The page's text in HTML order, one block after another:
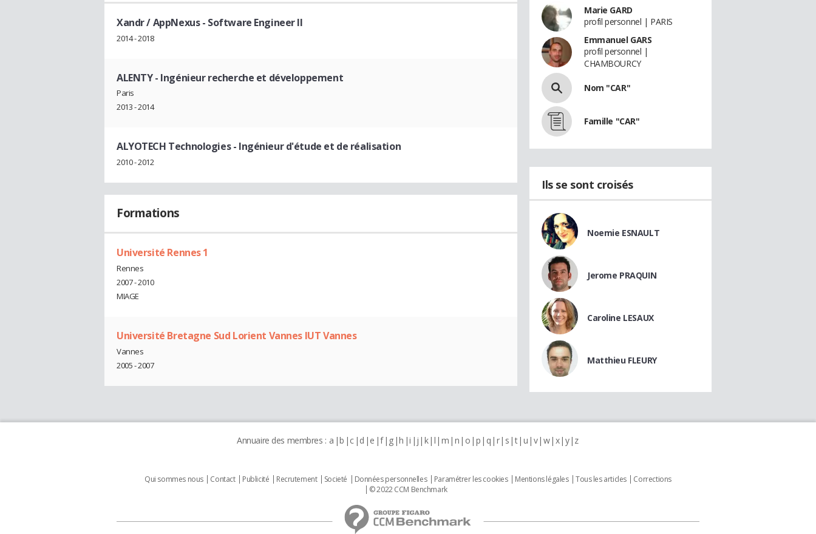
Xandr / AppNexus- Software Engineer II
2014 - 2018
ALENTY- Ingénieur recherche et développement
Paris
2013 - 2014
ALYOTECH Technologies- Ingénieur d'étude et de réalisation
2010 - 2012
Formations
Université Rennes 1
Rennes
2007 - 2010
MIAGE
Université Bretagne Sud Lorient Vannes IUT Vannes
Vannes
2005 - 2007
Marie GARD
profil personnel | PARIS
Emmanuel GARS
profil personnel |
CHAMBOURCY
Nom "CAR"
Famille "CAR"
Ils se sont croisés
Noemie ESNAULT
Jerome PRAQUIN
Caroline LESAUX
Matthieu FLEURY
Annuaire des membres : a b c d e f g h i j k l m n o p q r s t u v w x y z
Qui sommes nous Contact Publicité Recrutement Societé Données personnelles Paramétrer les cookies Mentions légales Tous les articles
Corrections
© 2022 CCM Benchmark